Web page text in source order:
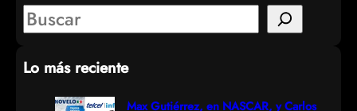
S
a
Lo más reciente
Max Gutiérrez, en NASCAR, y Carlos